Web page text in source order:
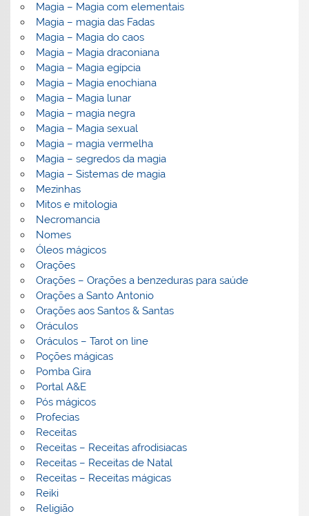
Magia – Magia com elementais
Magia – magia das Fadas
Magia – Magia do caos
Magia – Magia draconiana
Magia – Magia egípcia
Magia – Magia enochiana
Magia – Magia lunar
Magia – magia negra
Magia – Magia sexual
Magia – magia vermelha
Magia – segredos da magia
Magia – Sistemas de magia
Mezinhas
Mitos e mitologia
Necromancia
Nomes
Óleos mágicos
Orações
Orações – Orações a benzeduras para saúde
Orações a Santo Antonio
Orações aos Santos & Santas
Oráculos
Oráculos – Tarot on line
Poções mágicas
Pomba Gira
Portal A&E
Pós mágicos
Profecias
Receitas
Receitas – Receitas afrodisiacas
Receitas – Receitas de Natal
Receitas – Receitas mágicas
Reiki
Religião